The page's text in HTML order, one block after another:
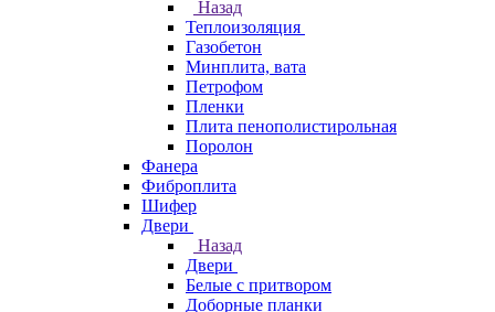
Назад
Теплоизоляция
Газобетон
Минплита, вата
Петрофом
Пленки
Плита пенополистирольная
Поролон
Фанера
Фиброплита
Шифер
Двери
Назад
Двери
Белые с притвором
Доборные планки